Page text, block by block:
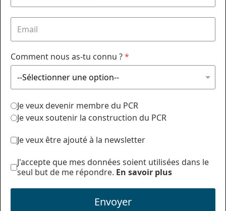
Comment nous as-tu connu ?*
Je veux devenir membre du PCR
Je veux soutenir la construction du PCR
Je veux être ajouté à la newsletter
J'accepte que mes données soient utilisées dans le
seul but de me répondre. En savoir plus
Envoyer